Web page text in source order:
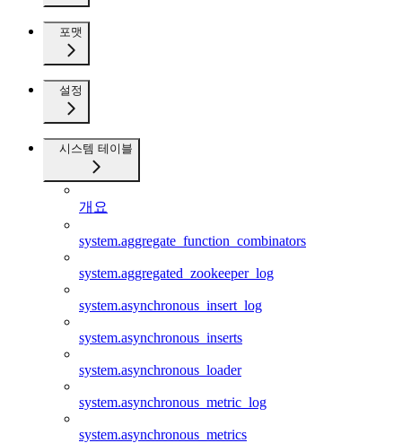
포맷
설정
시스템 테이블
개요
system.aggregate_function_combinators
system.aggregated_zookeeper_log
system.asynchronous_insert_log
system.asynchronous_inserts
system.asynchronous_loader
system.asynchronous_metric_log
system.asynchronous_metrics